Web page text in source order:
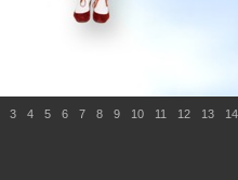
3 4 5 6 7 8 9 10 11 12 13 14